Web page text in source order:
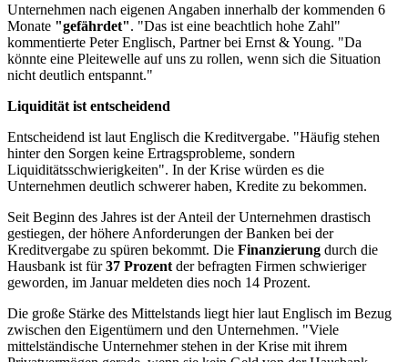
Unternehmen nach eigenen Angaben innerhalb der kommenden 6
Monate "gefährdet". "Das ist eine beachtlich hohe Zahl"
kommentierte Peter Englisch, Partner bei Ernst & Young. "Da
könnte eine Pleitewelle auf uns zu rollen, wenn sich die Situation
nicht deutlich entspannt."
Liquidität ist entscheidend
Entscheidend ist laut Englisch die Kreditvergabe. "Häufig stehen
hinter den Sorgen keine Ertragsprobleme, sondern
Liquiditätsschwierigkeiten". In der Krise würden es die
Unternehmen deutlich schwerer haben, Kredite zu bekommen.
Seit Beginn des Jahres ist der Anteil der Unternehmen drastisch
gestiegen, der höhere Anforderungen der Banken bei der
Kreditvergabe zu spüren bekommt. Die Finanzierung durch die
Hausbank ist für37 Prozent der befragten Firmen schwieriger
geworden, im Januar meldeten dies noch 14 Prozent.
Die große Stärke des Mittelstands liegt hier laut Englisch im Bezug
zwischen den Eigentümern und den Unternehmen. "Viele
mittelständische Unternehmer stehen in der Krise mit ihrem